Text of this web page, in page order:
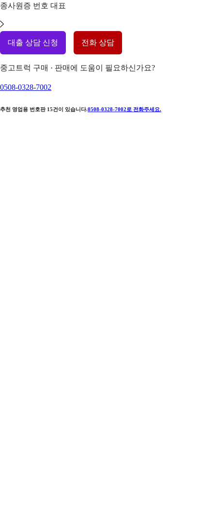
종사원증 번호 대표
대출 상담 신청 전화 상담
중고트럭 구매 · 판매에 도움이 필요하신가요?
0508-0328-7002
추천 영업용 번호판 15건이 있습니다.0508-0328-7002 로 전화주세요.